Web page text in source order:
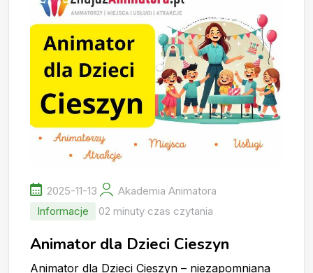
2025-11-13
Akademia Animatora
Informacje
02 minuty czas czytania
Animator dla Dzieci Cieszyn
Animator dla Dzieci Cieszyn – niezapomniana